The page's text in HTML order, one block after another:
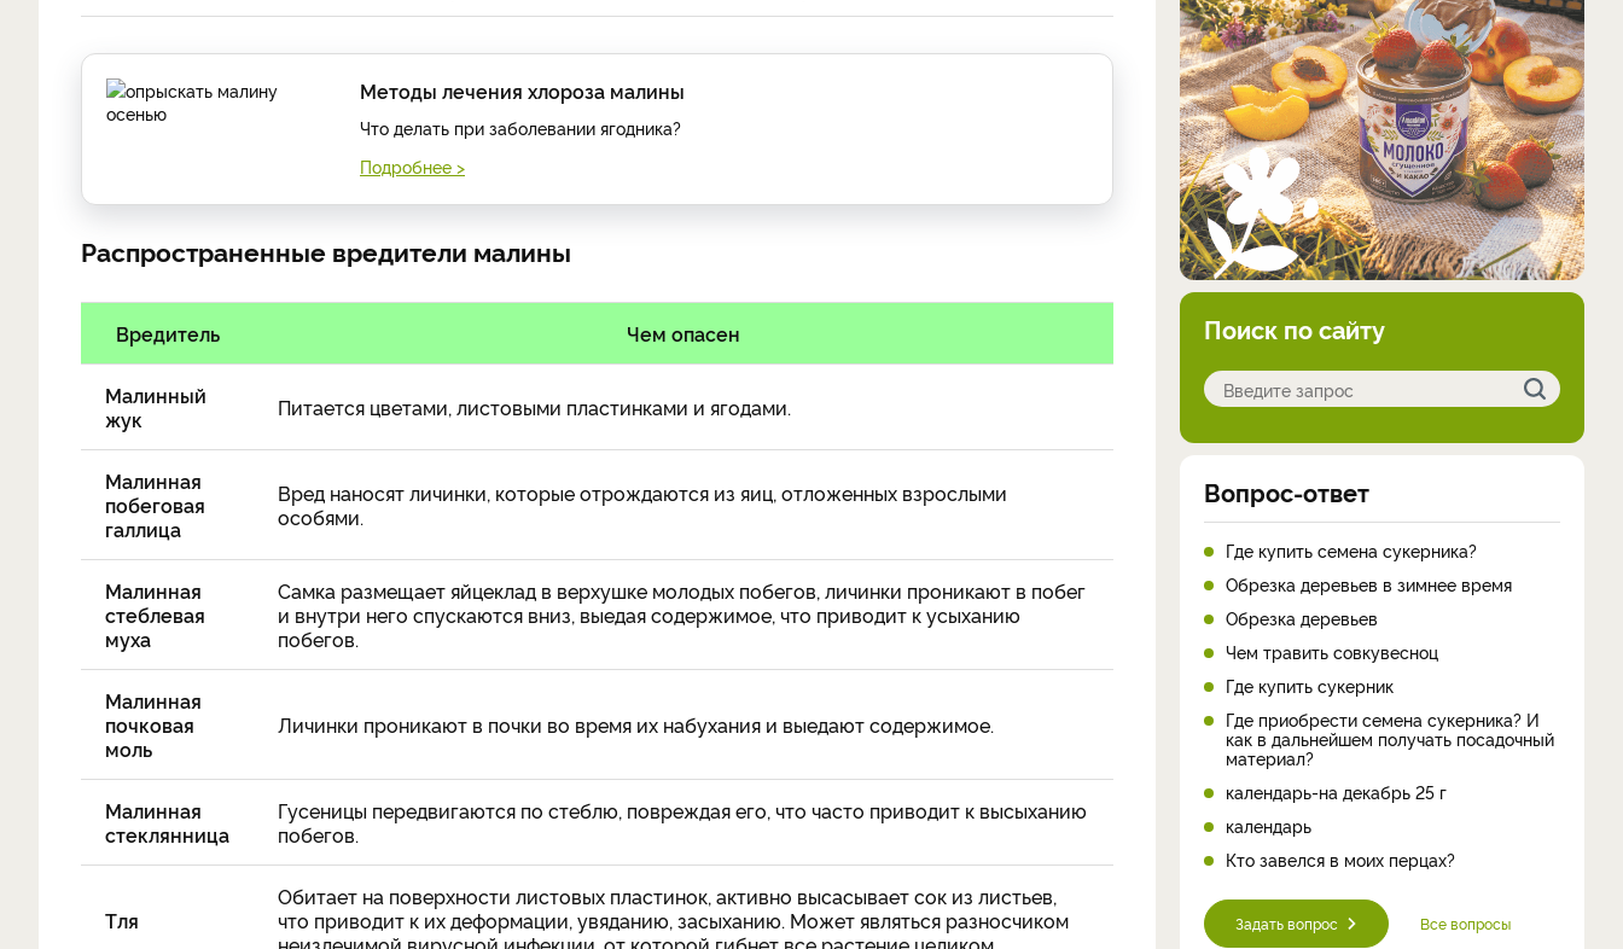
Методы лечения хлороза малины
Что делать при заболевании ягодника?
Подробнее >
Распространенные вредители малины
Вредитель Чем опасен
Малинный
жук
Питается цветами, листовыми пластинками и ягодами.
Малинная
побеговая
галлица
Вред наносят личинки, которые отрождаются из яиц, отложенных взрослыми
особями.
Малинная
стеблевая
муха
Самка размещает яйцеклад в верхушке молодых побегов, личинки проникают в побег
и внутри него спускаются вниз, выедая содержимое, что приводит к усыханию
побегов.
Малинная
почковая
моль
Личинки проникают в почки во время их набухания и выедают содержимое.
Малинная
стеклянница
Гусеницы передвигаются по стеблю, повреждая его, что часто приводит к высыханию
побегов.
Тля
Обитает на поверхности листовых пластинок, активно высасывает сок из листьев,
что приводит к их деформации, увяданию, засыханию. Может являться разносчиком
Поиск по сайту
Вопрос-ответ
Где купить семена сукерника?
Обрезка деревьев в зимнее время
Обрезка деревьев
Чем травить совкувесноц
Где купить сукерник
Где приобрести семена сукерника? И
как в дальнейшем получать посадочный
материал?
календарь-на декабрь 25 г
календарь
Кто завелся в моих перцах?
Задать вопрос Все вопросы